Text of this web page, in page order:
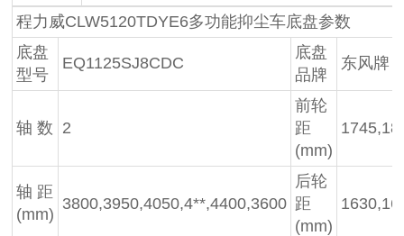
程力威CLW5120TDYE6多功能抑尘车底盘参数
底盘
型号
EQ1125SJ8CDC
底盘
品牌
东风牌
轴 数 2
前轮
距
(mm)
轴 距
(mm)
3800,3950,4050,4**,4400,3600
后轮
距
(mm)